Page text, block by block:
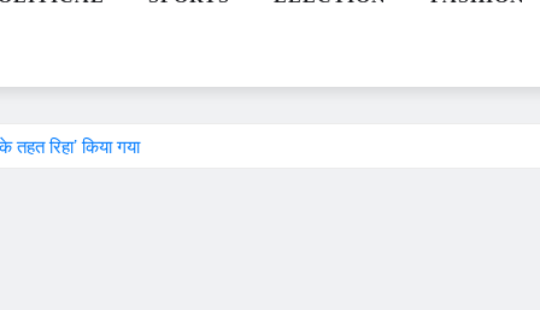
रिहा’ किया गया